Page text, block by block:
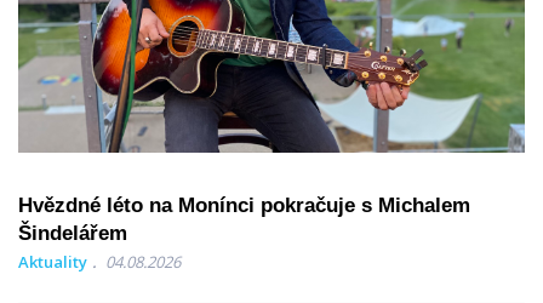
Hvězdné léto na Monínci pokračuje s Michalem
Šindelářem
Aktuality 04.08.2026